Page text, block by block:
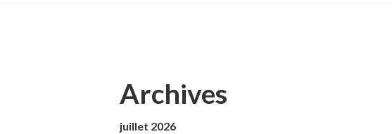
Archives
juillet 2026